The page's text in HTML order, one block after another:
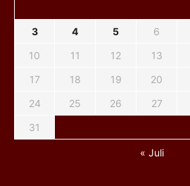
3
4 5 6
10
11 12 13
17
18 19 20
24
25 26 27
31
« Juli